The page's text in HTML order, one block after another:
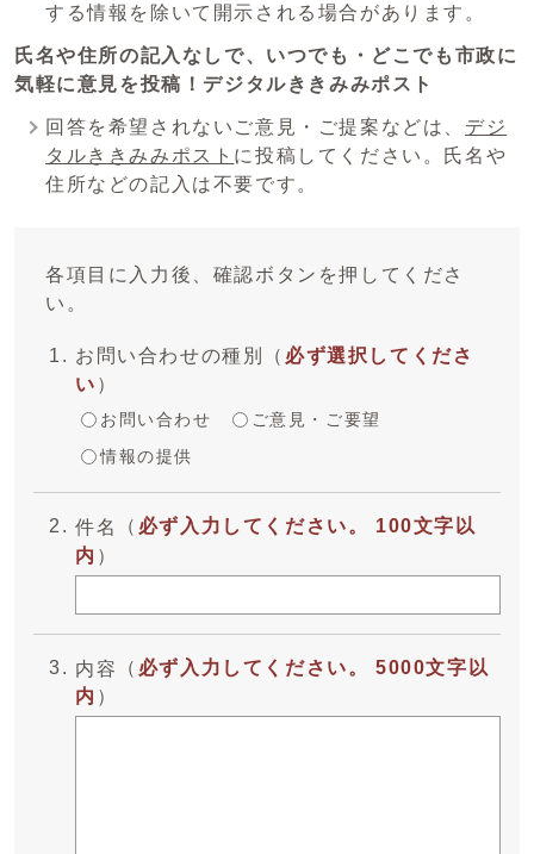
する情報を除いて開示される場合があります。
氏名や住所の記入なしで、いつでも・どこでも市政に
気軽に意見を投稿！デジタルききみみポスト
回答を希望されないご意見・ご提案などは、 デジ
タルききみみポスト に投稿してください。氏名や
住所などの記入は不要です。
各項目に入力後、確認ボタンを押してくださ
い。
お問い合わせの種別 （ 必ず選択してくださ
い ）
お問い合わせ ご意見・ご要望
情報の提供
件名 （ 必ず入力してください。 100文字以
内 ）
内容 （ 必ず入力してください。 5000文字以
内 ）